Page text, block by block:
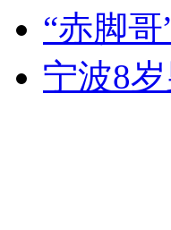
女孩北京地铁殴打
无痛分娩是否安全
“赤脚
宁波8